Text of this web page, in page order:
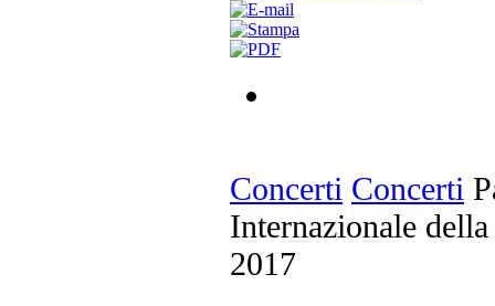
Concerti Concerti
Internazionale
2017